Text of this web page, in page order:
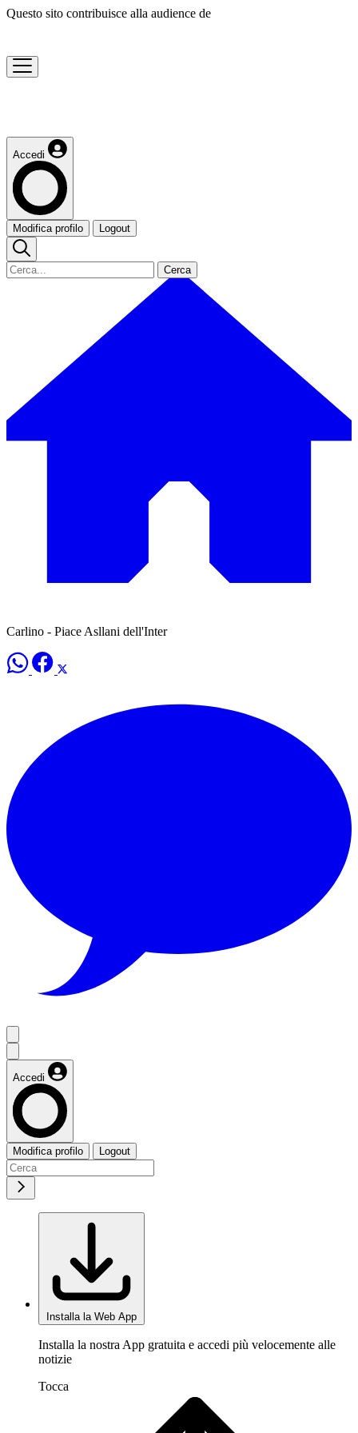
Questo sito contribuisce alla audience de
Accedi
Modifica profilo Logout
Cerca
Carlino - Piace Asllani dell'Inter
Accedi
Modifica profilo Logout
Installa la Web App
Installa la nostra App gratuita e accedi più velocemente alle
notizie
Tocca